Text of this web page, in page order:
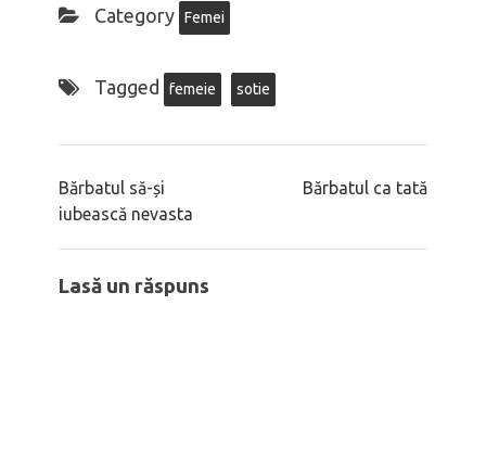
Category Femei
Tagged femeie sotie
Bărbatul să-și
iubească nevasta
Bărbatul ca tată
Lasă un răspuns